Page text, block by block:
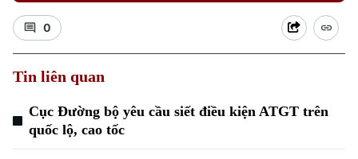
0
Tin liên quan
Cục Đường bộ yêu cầu siết điều kiện ATGT trên
quốc lộ, cao tốc